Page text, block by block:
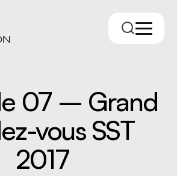
07 – Grand
vous SST
2017